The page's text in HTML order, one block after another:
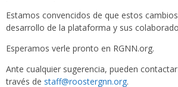
Estamos convencidos de que estos
desarrollo de la plataforma y sus
Esperamos verle pronto en RGNN.org.
Ante cualquier sugerencia, pueden
través de staff@roostergnn.org.